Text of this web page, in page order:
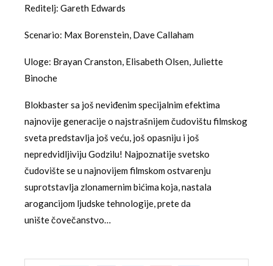
Reditelj: Gareth Edwards
Scenario: Max Borenstein, Dave Callaham
Uloge: Brayan Cranston, Elisabeth Olsen, Juliette
Binoche
Blokbaster sa još neviđenim specijalnim efektima
najnovije generacije o najstrašnijem čudovištu filmskog
sveta predstavlja još veću, još opasniju i još
nepredvidljiviju Godzilu! Najpoznatije svetsko
čudovište se u najnovijem filmskom ostvarenju
suprotstavlja zlonamernim bićima koja, nastala
arogancijom ljudske tehnologije, prete da
unište čovečanstvo…